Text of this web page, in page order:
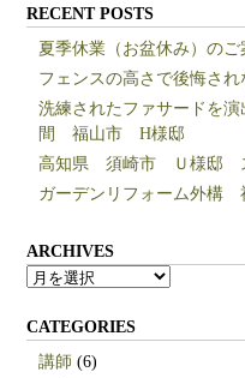
RECENT POSTS
夏季休業（お盆休み）のご
フェンスの高さで後悔され
洗練されたファサードを
間 福山市 H様邸
高知県 須崎市 Ｕ様邸
ガーデンリフォーム外構
ARCHIVES
ARCHIVES
CATEGORIES
講師 (6)